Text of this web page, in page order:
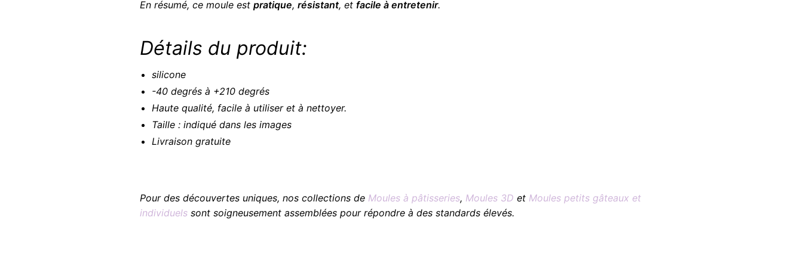
En résumé, ce moule est pratique, résistant, et facile à entretenir.
Détails du produit:
silicone
-40 degrés à +210 degrés
Haute qualité, facile à utiliser et à nettoyer.
Taille : indiqué dans les images
Livraison gratuite
Pour des découvertes uniques, nos collections de Moules à pâtisseries, Moules 3D et Moules petits gâteaux et
individuelssont soigneusement assemblées pour répondre à des standards élevés.